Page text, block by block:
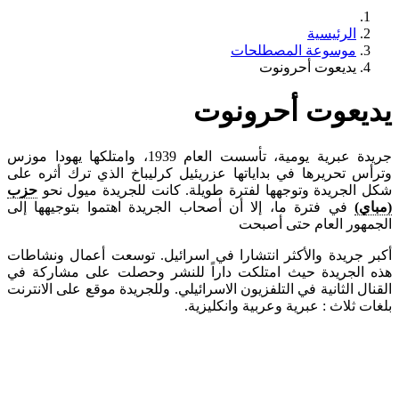
الرئيسية
موسوعة المصطلحات
يديعوت أحرونوت
يديعوت أحرونوت
جريدة عبرية يومية، تأسست العام 1939، وامتلكها يهودا موزس
وترأس تحريرها في بداياتها عزريئيل كرليباخ الذي ترك أثره على
شكل الجريدة وتوجهها لفترة طويلة. كانت للجريدة ميول نحو حزب
(مباي) في فترة ما، إلا أن أصحاب الجريدة اهتموا بتوجيهها إلى
الجمهور العام حتى أصبحت
أكبر جريدة والأكثر انتشارا في اسرائيل. توسعت أعمال ونشاطات
هذه الجريدة حيث امتلكت داراً للنشر وحصلت على مشاركة في
القنال الثانية في التلفزيون الاسرائيلي. وللجريدة موقع على الانترنت
بلغات ثلاث : عبرية وعربية وانكليزية.